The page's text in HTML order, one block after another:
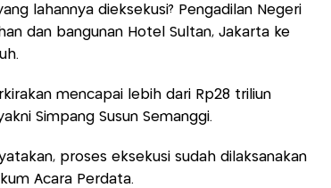
lahannya dieksekusi? Pengadilan Negeri
dan bangunan Hotel Sultan, Jakarta ke
mencapai lebih dari Rp28 triliun
Simpang Susun Semanggi.
proses eksekusi sudah dilaksanakan
Acara Perdata.